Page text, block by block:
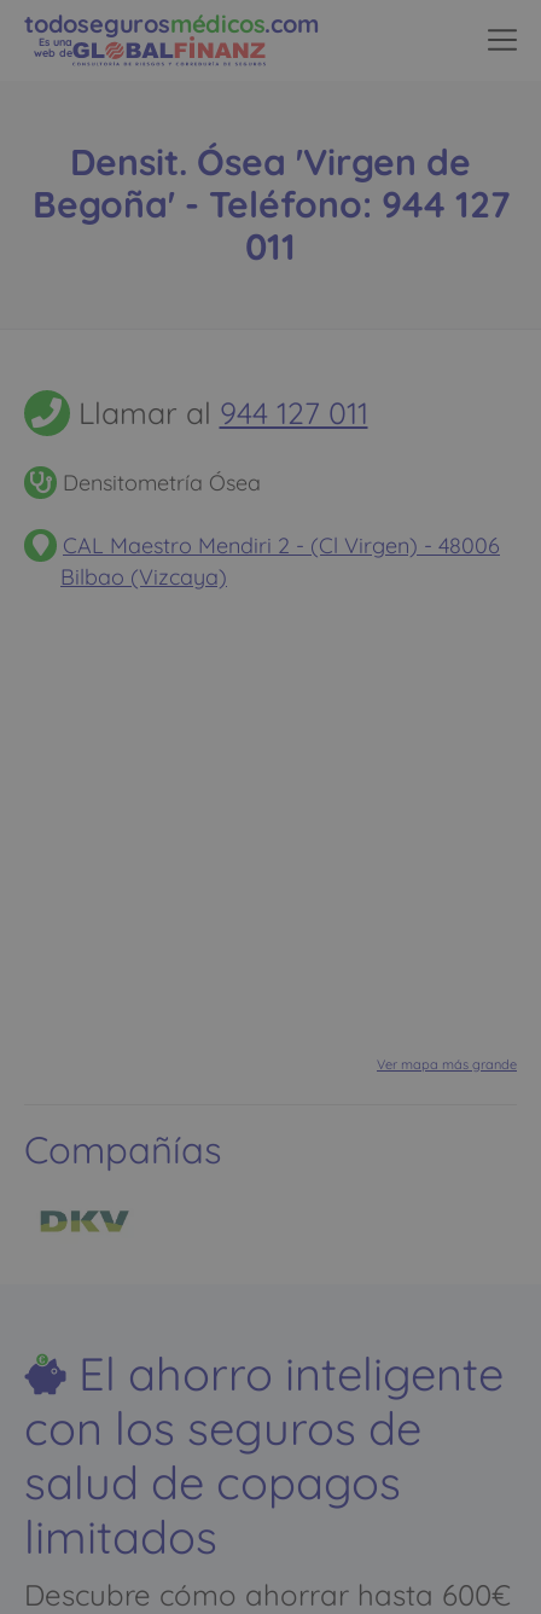
todosegurosmédicos.com
Es una
web de
Densit. Ósea 'Virgen de
Begoña' - Teléfono: 944 127
011
Llamar al 944 127 011
Densitometría Ósea
CAL Maestro Mendiri 2 - (Cl Virgen) - 48006
Bilbao (Vizcaya)
Ver mapa más grande
Compañías
El ahorro inteligente
con los seguros de
salud de copagos
limitados
Descubre cómo ahorrar hasta 600€